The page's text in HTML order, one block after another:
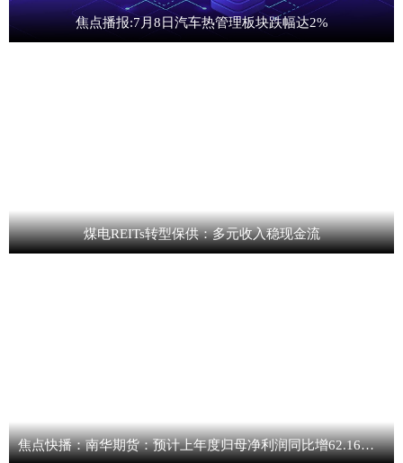
焦点播报:7月8日汽车热管理板块跌幅达2%
煤电REITs转型保供：多元收入稳现金流
焦点快播：南华期货：预计上年度归母净利润同比增62.16%-75.13%